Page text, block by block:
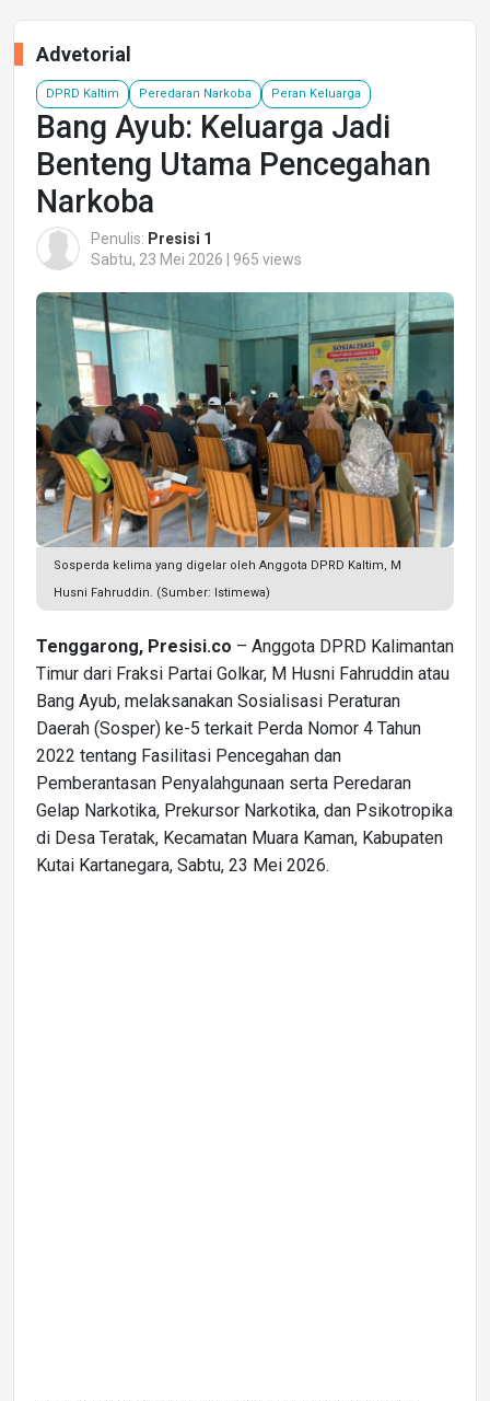
Advetorial
DPRD Kaltim Peredaran Narkoba Peran Keluarga
Bang Ayub: Keluarga Jadi
Benteng Utama Pencegahan
Narkoba
Penulis: Presisi 1
Sabtu, 23 Mei 2026 | 965 views
Sosperda kelima yang digelar oleh Anggota DPRD Kaltim, M
Husni Fahruddin. (Sumber: Istimewa)
Tenggarong, Presisi.co – Anggota DPRD Kalimantan
Timur dari Fraksi Partai Golkar, M Husni Fahruddin atau
Bang Ayub, melaksanakan Sosialisasi Peraturan
Daerah (Sosper) ke-5 terkait Perda Nomor 4 Tahun
2022 tentang Fasilitasi Pencegahan dan
Pemberantasan Penyalahgunaan serta Peredaran
Gelap Narkotika, Prekursor Narkotika, dan Psikotropika
di Desa Teratak, Kecamatan Muara Kaman, Kabupaten
Kutai Kartanegara, Sabtu, 23 Mei 2026.